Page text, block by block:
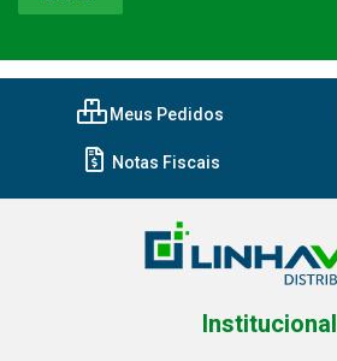
Meus Pedidos
Notas Fiscais
Institucional